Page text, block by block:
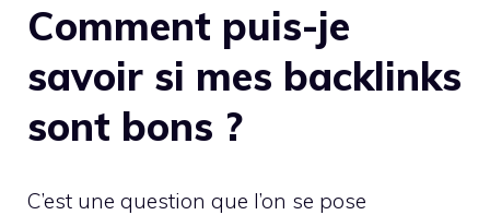
Comment puis-je
savoir si mes backlinks
sont bons ?
C’est une question que l’on se pose